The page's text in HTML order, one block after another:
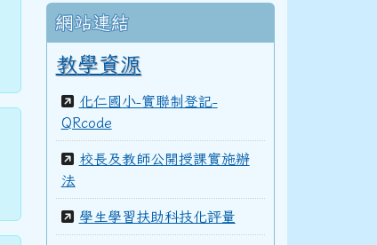
網站連結
教學資源
化仁國小-實聯制登記-
QRcode
校長及教師公開授課實施辦
法
學生學習扶助科技化評量